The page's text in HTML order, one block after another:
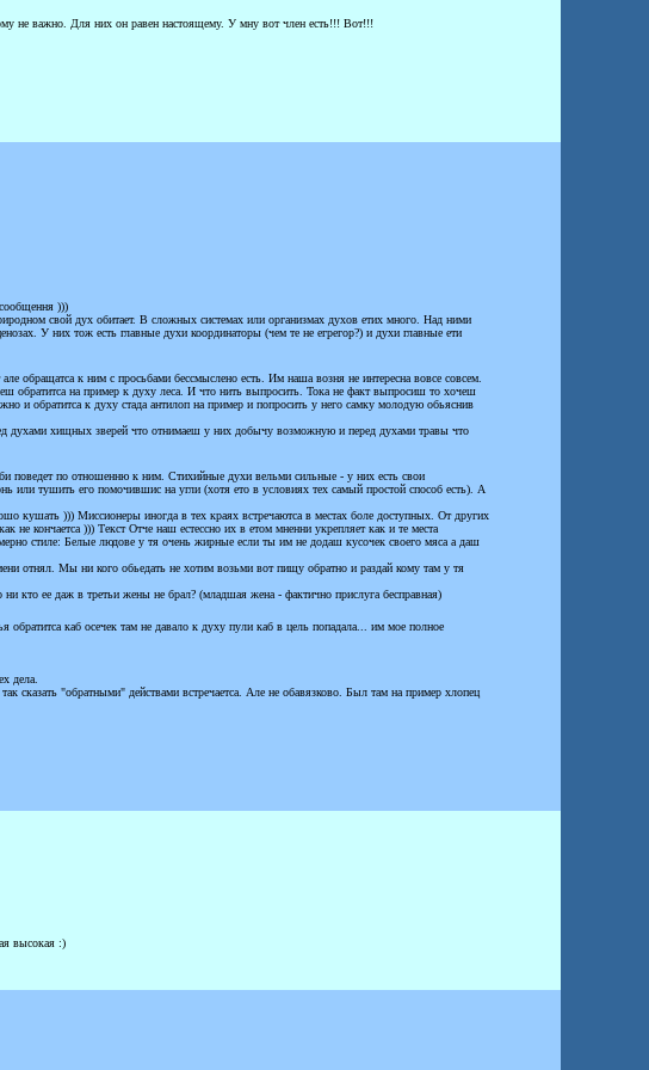
не важно. Для них он равен настоящему. У мну вот член есть!!! Вот!!!
)))
свой дух обитает. В сложных системах или организмах духов етих много. Над ними
У них тож есть главные духи координаторы (чем те не егрегор?) и духи главные ети
обращатса к ним с просьбами бессмыслено есть. Им наша возня не интересна вовсе совсем.
обратитса на пример к духу леса. И что нить выпросить. Тока не факт выпросиш то хочеш
и обратитса к духу стада антилоп на пример и попросить у него самку молодую обьяснив
духами хищных зверей что отнимаеш у них добычу возможную и перед духами травы что
поведет по отношенню к ним. Стихийные духи вельми сильные - у них есть свои
или тушить его помочившис на угли (хотя ето в условиях тех самый простой способ есть). А
кушать ))) Миссионеры иногда в тех краях встречаютса в местах боле доступных. От других
кончаетса ))) Текст Отче наш естессно их в етом мненни укрепляет как и те места
стиле: Белые людове у тя очень жирные если ты им не додаш кусочек своего мяса а даш
отнял. Мы ни кого обьедать не хотим возьми вот пищу обратно и раздай кому там у тя
кто ее даж в третьи жены не брал? (младшая жена - фактично прислуга бесправная)
каб осечек там не давало к духу пули каб в цель попадала... им мое полное
дела.
сказать "обратными" действами встречаетса. Але не обавязково. Был там на пример хлопец
высокая :)